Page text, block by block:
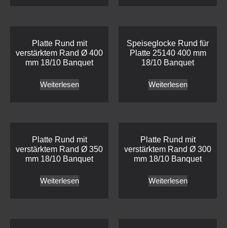
Platte Rund mit
verstärktem Rand Ø 400
mm 18/10 Banquet
Weiterlesen
Speiseglocke Rund für
Platte 25140 400 mm
18/10 Banquet
Weiterlesen
Platte Rund mit
verstärktem Rand Ø 350
mm 18/10 Banquet
Weiterlesen
Platte Rund mit
verstärktem Rand Ø 300
mm 18/10 Banquet
Weiterlesen